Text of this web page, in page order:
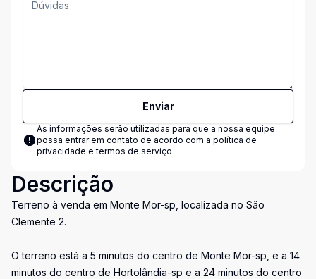
Enviar
As informações serão utilizadas para que a nossa equipe
possa entrar em contato de acordo com a política de
privacidade e termos de serviço
Descrição
Terreno à venda em Monte Mor-sp, localizada no São
Clemente 2.
O terreno está a 5 minutos do centro de Monte Mor-sp, e a 14
minutos do centro de Hortolândia-sp e a 24 minutos do centro